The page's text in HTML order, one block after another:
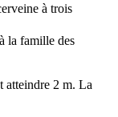
à trois
la famille des
atteindre 2 m. La